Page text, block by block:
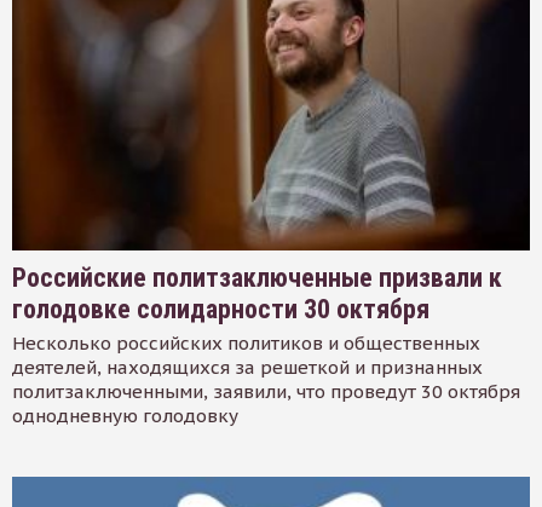
Российские политзаключенные призвали к
голодовке солидарности 30 октября
Несколько российских политиков и общественных
деятелей, находящихся за решеткой и признанных
политзаключенными, заявили, что проведут 30 октября
однодневную голодовку